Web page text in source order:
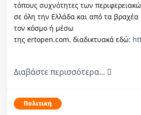
τόπους συχνότητες των
σε όλη την Ελλάδα και από τα
τον κόσμο ή μέσω
της ertopen.com. διαδικτυακά εδώ:
Διαβάστε περισσότερα...
Πολιτική